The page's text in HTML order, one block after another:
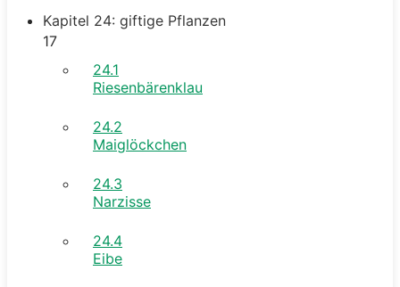
Kapitel 24: giftige Pflanzen
17
24.1
Riesenbärenklau
24.2
Maiglöckchen
24.3
Narzisse
24.4
Eibe